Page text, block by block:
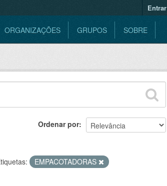
Entrar
ORGANIZAÇÕES GRUPOS SOBRE
Ordenar por
EMPACOTADORAS